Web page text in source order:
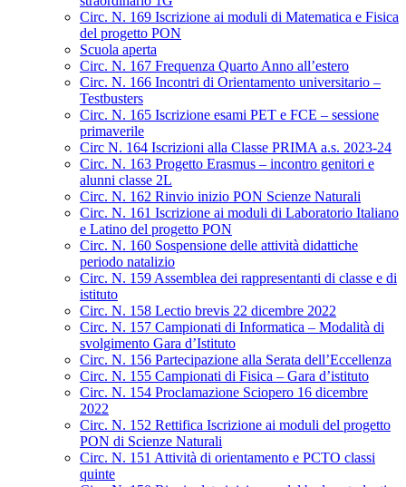
Circ. N. 169 Iscrizione ai moduli di Matematica e Fisica
del progetto PON
Scuola aperta
Circ. N. 167 Frequenza Quarto Anno all’estero
Circ. N. 166 Incontri di Orientamento universitario –
Testbusters
Circ. N. 165 Iscrizione esami PET e FCE – sessione
primaverile
Circ N. 164 Iscrizioni alla Classe PRIMA a.s. 2023-24
Circ. N. 163 Progetto Erasmus – incontro genitori e
alunni classe 2L
Circ. N. 162 Rinvio inizio PON Scienze Naturali
Circ. N. 161 Iscrizione ai moduli di Laboratorio Italiano
e Latino del progetto PON
Circ. N. 160 Sospensione delle attività didattiche
periodo natalizio
Circ. N. 159 Assemblea dei rappresentanti di classe e di
istituto
Circ. N. 158 Lectio brevis 22 dicembre 2022
Circ. N. 157 Campionati di Informatica – Modalità di
svolgimento Gara d’Istituto
Circ. N. 156 Partecipazione alla Serata dell’Eccellenza
Circ. N. 155 Campionati di Fisica – Gara d’istituto
Circ. N. 154 Proclamazione Sciopero 16 dicembre
2022
Circ. N. 152 Rettifica Iscrizione ai moduli del progetto
PON di Scienze Naturali
Circ. N. 151 Attività di orientamento e PCTO classi
quinte